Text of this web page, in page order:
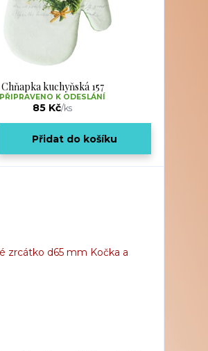
Chňapka kuchyňská 157
85 Kč/ks
PŘIPRAVENO K ODESLÁNÍ
Přidat do košíku